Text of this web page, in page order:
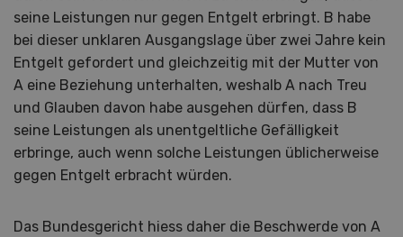
seine Leistungen nur gegen Entgelt erbringt. B habe
bei dieser unklaren Ausgangslage über zwei Jahre kein
Entgelt gefordert und gleichzeitig mit der Mutter von
A eine Beziehung unterhalten, weshalb A nach Treu
und Glauben davon habe ausgehen dürfen, dass B
seine Leistungen als unentgeltliche Gefälligkeit
erbringe, auch wenn solche Leistungen üblicherweise
gegen Entgelt erbracht würden.
Das Bundesgericht hiess daher die Beschwerde von A